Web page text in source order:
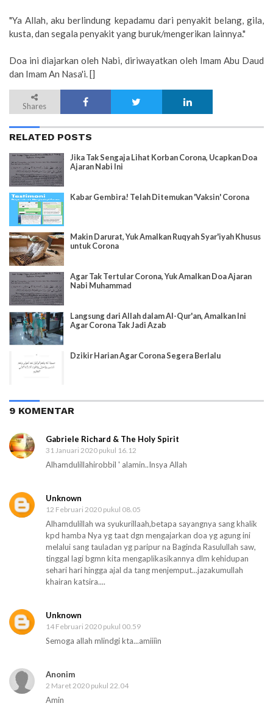
"Ya Allah, aku berlindung kepadamu dari penyakit belang, gila,
kusta, dan segala penyakit yang buruk/mengerikan lainnya."
Doa ini diajarkan oleh Nabi, diriwayatkan oleh Imam Abu Daud
dan Imam An Nasa'i. []
Shares
RELATED POSTS
Jika Tak Sengaja Lihat Korban Corona, Ucapkan Doa
Ajaran Nabi Ini
Kabar Gembira! Telah Ditemukan 'Vaksin' Corona
Makin Darurat, Yuk Amalkan Ruqyah Syar'iyah Khusus
untuk Corona
Agar Tak Tertular Corona, Yuk Amalkan Doa Ajaran
Nabi Muhammad
Langsung dari Allah dalam Al-Qur'an, Amalkan Ini
Agar Corona Tak Jadi Azab
Dzikir Harian Agar Corona Segera Berlalu
9 KOMENTAR
Gabriele Richard & The Holy Spirit
31 Januari 2020 pukul 16.12
Alhamdulillahirobbil ' alamin..Insya Allah
Unknown
12 Februari 2020 pukul 08.05
Alhamdulillah wa syukurillaah,betapa sayangnya sang khalik
kpd hamba Nya yg taat dgn mengajarkan doa yg agung ini
melalui sang tauladan yg paripur na Baginda Rasulullah saw,
tinggal lagi bgmn kita mengaplikasikannya dlm kehidupan
sehari hari hingga ajal da tang menjemput...jazakumullah
khairan katsira....
Unknown
14 Februari 2020 pukul 00.59
Semoga allah mlindgi kta...amiiiìn
Anonim
2 Maret 2020 pukul 22.04
Amin